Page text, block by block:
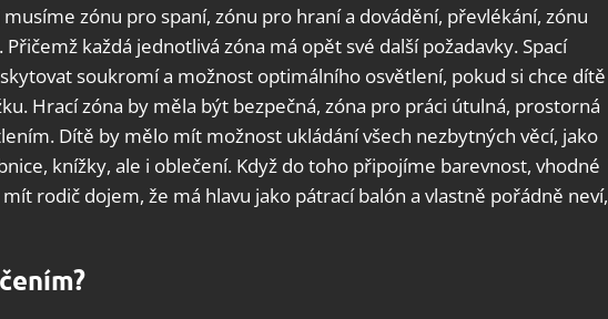
zónu pro spaní, zónu pro hraní a dovádění, převlékání, zónu
každá jednotlivá zóna má opět své další požadavky. Spací
soukromí a možnost optimálního osvětlení, pokud si chce dítě
Hrací zóna by měla být bezpečná, zóna pro práci útulná, prostorná
Dítě by mělo mít možnost ukládání všech nezbytných věcí, jako
knížky, ale i oblečení. Když do toho připojíme barevnost, vhodné
rodič dojem, že má hlavu jako pátrací balón a vlastně pořádně neví,